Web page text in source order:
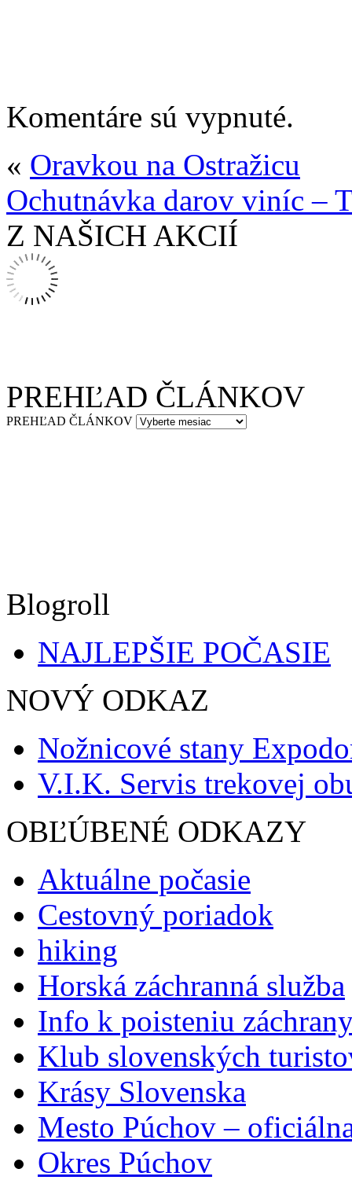
Komentáre sú vypnuté.
« Oravkou na Ostražicu
Ochutnávka darov viníc –
Z NAŠICH AKCIÍ
PREHĽAD ČLÁNKOV
PREHĽAD ČLÁNKOV
Blogroll
NAJLEPŠIE POČASIE
NOVÝ ODKAZ
Nožnicové stany
V.I.K. Servis trekovej
OBĽÚBENÉ ODKAZY
Aktuálne počasie
Cestovný poriadok
hiking
Horská záchranná služba
Info k poisteniu
Klub slovenských
Krásy Slovenska
Mesto Púchov –
Okres Púchov